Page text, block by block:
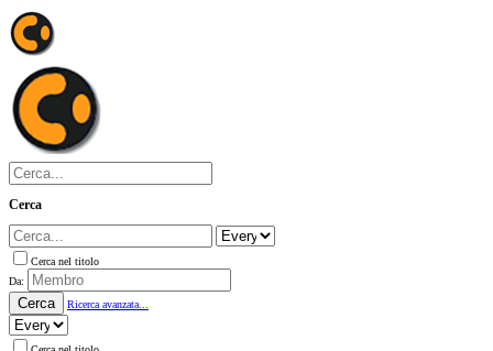
Cerca
Cerca nel titolo
Da:
Cerca Ricerca avanzata...